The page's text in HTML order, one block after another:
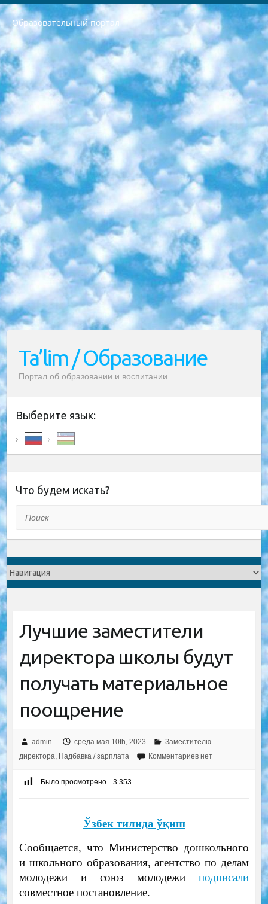
Образовательный портал
РЕСПУБЛИКА УЗБЕКИСТАН МИНИСТРЕРСТВО ДОШКОЛЬНОГО И ШКОЛЬНОГО ОБРАЗОВАНИЯ КОМАНДА в общеобразовательных учреждениях в 2023-2024 учебном году организация и проведение итоговой государственной аттестации обучающихся о Министра дошкольного и школьного образования Республики Узбекистан от 4 марта 2008 года (постановлением Минюста от 20 марта 2008 года № 1778 государственной регистрации) «Итоговое состояние учащихся общего среднего образования на основании положения об утверждении положения об аттестации общего среднего образования выпускной экзамен студентов в образовательных учреждениях в 2023-2024 учебном году В целях организации и прохождения аттестации приказываю: 1. Следующее: перечень предметов, по которым будет проводиться итоговая государственная аттестация и экзамен формы перевода согласно приложению 1; сертификаты международного образца, оценивающие уровень владения иностранными языками перечень согласно приложению 2; 2. Педагогический при специализированных образовательных учреждениях. научно-практический центр квалификации и международной оценки (Д.Давидова) 2024 г. До 25 марта: задания по предметам, по которым будет проводиться итоговая аттестация разработка и утверждение технических условий; итоговая аттестация на основании разработанного предметного задания разработка вопросов по предметам (устно и письменно), экзамен передача; общеобразовательные средние школы и специальные учебные заведения учащиеся выпускных классов школ и интернатов в агентской системе подготовка базы данных экзаменационных материалов и критериев оценки; перевод базы экзаменационных материалов на все языки обучения подать в Республиканский образовательный центр для изготовления; варианты экзаменов на основе разработанных контрольных материалов пусть будут поставлены задачи формирования. 3. Республиканский образовательный центр (Ш.Худайкулов) до 5 апреля 2024 года. до: база данных предоставленных экзаменационных материалов на все языки обучения перевод и экспертиза; для слепых, слабовидящих, глухих, слабослышащих и умственно отсталых детей учащиеся выпускных классов специализированных школ и школ-интернатов база данных экзаменационных материалов на всех преподаваемых языках подготовка критериев оценки; специализированные школы для умственно отсталых детей и технологии для учащихся выпускных классов школ-интернатов разработка соответствующих рекомендаций и критериев проведения ЕГЭ по естествознанию давать задания. 4. Педагогический при специализированных образовательных учреждениях. Научно-практический центр навыков и международной оценки (Д.Давидова), Республика образовательный центр (Худайкулов Ш.) итоговый государственный аттестационный экзамен ориентирован на творческое и логическое мышление при подготовке базы материалов учитывать введение заданий. 5. Следует отметить, что: сертификат государственного образца о знании общеобразовательного предмета и как минимум национальный уровень B1 по предметам на иностранных языках, указанным в Приложении 2. или международно признанный сертификат эквивалентного уровня студенты, изучающие определенный предмет, освобождаются от экзамена; по соответствующим предметам запланирована итоговая государственная аттестация за день до дня, путем жеребьевки Рабочей группой (в письменной форме по предметам, проводимым в форме) из числа сформированных вариантов выбрано 2 варианта; 2 выбранных варианта экзамена анонсированы на официальном сайте министерства и все выпускники по всей стране на основе этих вариантов проводит итоговую государственную аттестацию. 6. Государственное образование учащихся средних общеобразовательных учреждений. знания в соответствии с квалификационными требованиями, которые необходимо приобрести на основании стандартов итоговый (выпускной) контроль для 9 и 11 классов в целях тестирования Экзамены (далее – экзамены) состоят из предметов, перечисленных в приложении 1. будет сделано. 7. Экзамены пройдут с 26 мая по 15 июня 2024 г. (кроме науки физического воспитания). 8. Физическая для учащихся 9 классов общесредних образовательных учреждений. Экзамены по предмету «Образование, квалификация медицина» 1-6 мая 2024 года. сотрудники перевести под присмотр (с отклонениями в физическом или умственном развитии) специализированная школа для детей, школы-интернаты и со сколиозом школы-интернаты санаторного типа для больных детей исключены). 9. Он был слепым, слабовидящим и имел нарушения опорно-двигательного аппарата. экзамены в специализированных школах и интернатах для детей должны проводиться исходя из требований, предъявляемых к общеобразовательным учреждениям (физкультура кроме науки). 10. Специализированная школа для глухих и слабослышащих детей. и экзамены в интернатах и быть реализован в виде письменного теста по математике. 11. Специальность для умственно отсталых детей. Для 9 класса Родной язык и литературное письмо Государственный язык (язык обучения – узбекский). для неклассов) написано Математическое письмо Письменная/устная история Узбекистана Физическое воспитание практично Итоговый контроль Для 11 класса Написание родного языка и литературы (эссе) Математическое письмо Узбекский язык (обучение на узбекском языке) не посещающее общее среднее образование для учреждений)/Образовательное учреждение выбор письменный и устный Иностранный язык письменный/устный Письменная/устная история Узбекистана *По выбору студента:  Химия  Физика  Основы государственного права  География 10 бесплатных образовательных ресурсов - Мы составили подборку онлайн-проектов с интерактивными упражнениями, видеолекциями и статьями. Они помогут вам обрести новые и освежить старые знания бесплатно. 1. «ИНТУИТ» Старейшая образовательная площадка Рунета. Здесь вы найдёте сотни текстовых и видеокурсов на десятки различных тем — от программирования до психологии. Многие курсы подготовлены российскими университетами и крупными международными компаниями вроде Intel и Microsoft. Самостоятельное обучение бесплатное, но желающие могут оплатить услуги персональных наставников. 2. «Смартия» знакомит с актуальными профессиями и подсказывает, как им обучаться. Выбрав заинтересовавшую вас специальность — SMM-специалист, фотограф, веб-дизайнер или другую, — увидите список необходимых для неё умений. Чтобы вы могли освоить их самостоятельно, для каждого умения площадка отображает подборку ссылок на учебные материалы. Хотя «Смартия» ориентируется на русскоязычную аудиторию, часть контента всё же доступна только на английском. 3. «Лекторий Физтеха» Проект Московского физико-технического института (Физтеха). С его помощью вы можете смотреть онлайн серии лекций, записанные на видео в этом вузе. В числе доступных предметов — физика, биология, химия, информационные технологии и другие. К некоторым лекциям администрация ресурса прилагает готовые конспекты, которые можно скачивать в PDF-формате. 4. ITMOcourses Онлайн-площадка Санкт-Петербургского национального исследовательского университета информационных технологий, механики и оптики (ИТМО). Ресурс предоставляет свободный доступ к курсам, разработанным в этом вузе. Каталог материалов разбит на четыре категории: «Оптические системы и технологии», «Приборостроение и робототехника», «Информационные технологии» и «Биотехнологии». Курсы состоят из видеолекций, интерактивных демонстраций и заданий. 5. «КиберЛенинка» Электронная научная библиотека открытого доступа. Каталог площадки регулярно обрастает текстами статей из различных научных изданий. Сгруппированные по журналам и рубрикам публикации можно читать онлайн или скачивать целиком в PDF-формате. Проект нацелен на популяризацию науки за счёт открытого доступа к качественной информации. 6. «ПостНаука» На этом ресурсе публикуют подборки видеолекций, составленные экспертами из разных отраслей и объединённые общими темами. Среди них, к примеру, есть серии «Биоинформатика и геномика», «Культура средневековой Скандинавии» и Cinema Studies о теории кино. Каждая подборка лекций — логически связанная история, рассказанная экспертом от первого лица. Кроме того, на сайте появляются научно-образовательные статьи и тесты на разные темы. 7. «Newочём» Команда проекта «Newочём» отбирает самые интересные тексты из англоязычных СМИ и переводит те из них, за которые голосуют участники сообщества «ВКонтакте». По большей части это научно-популярные статьи. Редакторы придумывают лишь заголовки, в остальном содержание переводов соответствует оригиналам. Полные тексты можно читать прямо в социальной сети. 8. InternetUrok Онлайн-база материалов по основным дисциплинам школьной программы. Информация на сайте структурирована по классам, предметам и темам (урокам). Каждый урок состоит из видеолекций и конспектов. Есть также интерактивные тренажёры и тесты для закрепления пройденного материала. Даже если вы давно окончили школу, возможность повторить программу старших классов всегда может пригодиться. 9. Edutainme Ещё один ресурс об образовании. В отличие от Newtonew, как мне кажется, Edutainme больше ориентируется на представителей индустрии: педагогов, предпринимателей, разработчиков образовательных проектов. Но и любой, кто просто стремится к саморазвитию, найдёт на сайте много полезного и интересного для себя. Например, информацию о новых курсах и образовательных сервисах. 10. Newtonew Онлайн-медиа об образовании и обучении в широком смысле. Авторы Newtonew пишут об инструментах, заведениях, тактиках и стратегиях, которые помогают учить других и получать новые знания самостоятельно. На этой площадке вы найдёте новости, обзоры, аналитические мат
Ta’lim / Образование
Портал об образовании и воспитании
Выберите язык:
Что будем искать?
Лучшие заместители
директора школы будут
получать материальное
поощрение
admin среда мая 10th, 2023
Заместителю
директора, Надбавка / зарплата Комментариев нет
Было просмотрено 3 353
Ўзбек тилида ўқиш
Сообщается, что Министерство дошкольного
и школьного образования, агентство по делам
молодежи и союз молодежиподписали
совместное постановление.